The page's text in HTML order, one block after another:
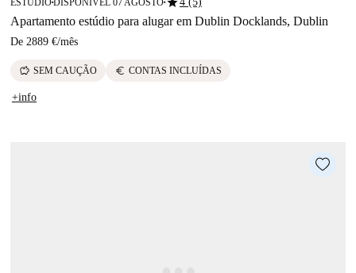
■ ■
Apartamento estúdio para alugar em Dublin Docklands, Dublin
De 2889 €/mês
savings SEM CAUÇÃO euro CONTAS INCLUÍDAS
+info